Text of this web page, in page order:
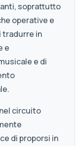
soprattutto
operative e
tradurre in
e
e di
circuito
di proporsi in